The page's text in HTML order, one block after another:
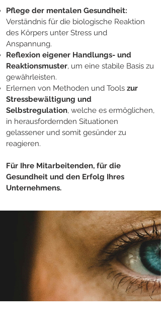
Pflege der mentalen Gesundheit:
Verständnis für die biologische Reaktion
des Körpers unter Stress und
Anspannung.
Reflexion eigener Handlungs- und
Reaktionsmuster, um eine stabile Basis zu
gewährleisten.
Erlernen von Methoden und Tools zur
Stressbewältigung und
Selbstregulation, welche es ermöglichen,
in herausfordernden Situationen
gelassener und somit gesünder zu
reagieren.
Für Ihre Mitarbeitenden, für die
Gesundheit und den Erfolg Ihres
Unternehmens.